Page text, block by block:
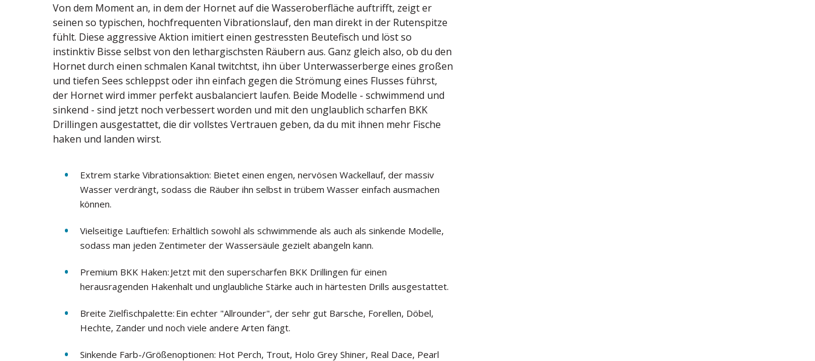
Von dem Moment an, in dem der Hornet auf die Wasseroberfläche auftrifft, zeigt er
seinen so typischen, hochfrequenten Vibrationslauf, den man direkt in der Rutenspitze
fühlt. Diese aggressive Aktion imitiert einen gestressten Beutefisch und löst so
instinktiv Bisse selbst von den lethargischsten Räubern aus. Ganz gleich also, ob du den
Hornet durch einen schmalen Kanal twitchtst, ihn über Unterwasserberge eines großen
und tiefen Sees schleppst oder ihn einfach gegen die Strömung eines Flusses führst,
der Hornet wird immer perfekt ausbalanciert laufen. Beide Modelle - schwimmend und
sinkend - sind jetzt noch verbessert worden und mit den unglaublich scharfen BKK
Drillingen ausgestattet, die dir vollstes Vertrauen geben, da du mit ihnen mehr Fische
haken und landen wirst.
Extrem starke Vibrationsaktion: Bietet einen engen, nervösen Wackellauf, der massiv
Wasser verdrängt, sodass die Räuber ihn selbst in trübem Wasser einfach ausmachen
können.
Vielseitige Lauftiefen: Erhältlich sowohl als schwimmende als auch als sinkende Modelle,
sodass man jeden Zentimeter der Wassersäule gezielt abangeln kann.
Premium BKK Haken: Jetzt mit den superscharfen BKK Drillingen für einen
herausragenden Hakenhalt und unglaubliche Stärke auch in härtesten Drills ausgestattet.
Breite Zielfischpalette: Ein echter "Allrounder", der sehr gut Barsche, Forellen, Döbel,
Hechte, Zander und noch viele andere Arten fängt.
Sinkende Farb-/Größenoptionen: Hot Perch, Trout, Holo Grey Shiner, Real Dace, Pearl